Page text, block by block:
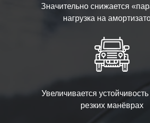
Значительно снижается
нагрузка на
Увеличивается
резких манёврах